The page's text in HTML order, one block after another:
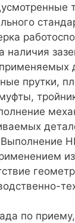
наличия
прутки,
по